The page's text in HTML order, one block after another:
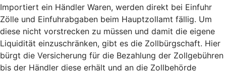
Importiert ein Händler Waren, werden direkt bei Einfuhr
Zölle und Einfuhrabgaben beim Hauptzollamt fällig. Um
diese nicht vorstrecken zu müssen und damit die eigene
Liquidität einzuschränken, gibt es die Zollbürgschaft. Hier
bürgt die Versicherung für die Bezahlung der Zollgebühren
bis der Händler diese erhält und an die Zollbehörde